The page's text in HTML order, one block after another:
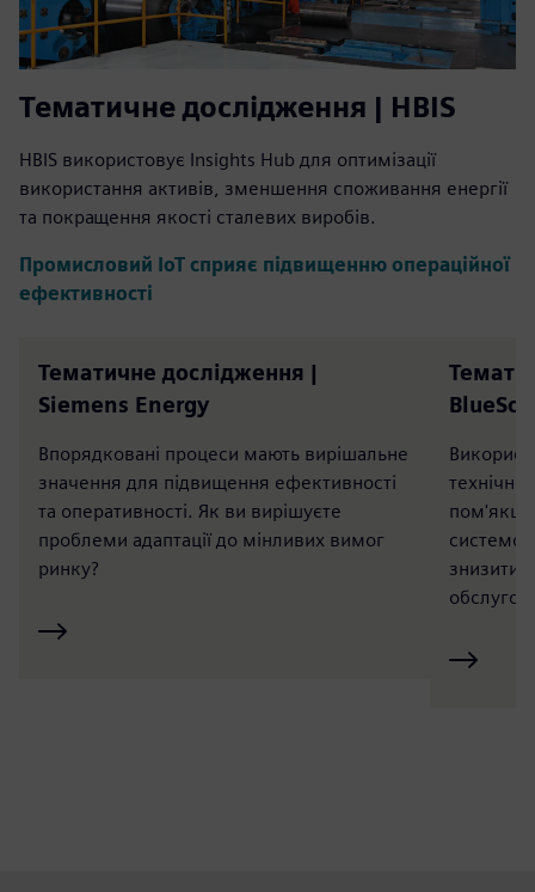
Тематичне дослідження | HBIS
HBIS використовує Insights Hub для оптимізації
використання активів, зменшення споживання енергії
та покращення якості сталевих виробів.
Промисловий IoT сприяє підвищенню операційної
ефективності
Тематичне дослідження |
Siemens Energy
Впорядковані процеси мають вирішальне
значення для підвищення ефективності
та оперативності. Як ви вирішуєте
проблеми адаптації до мінливих вимог
ринку?
знизити